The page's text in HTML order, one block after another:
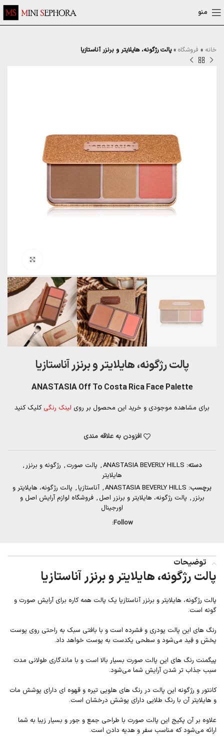
منو
خانه » فروشگاه »پالت رژگونه، هایلایتر و برنزر آناستازیا
پالت رژگونه، هایلایتر و برنزر آناستازیا
ANASTASIA Off To Costa Rica Face Palette
برای مشاهده موجودی و خرید این محصول بر روی لینک رنگی کلیک کنید
افزودن به علاقه مندی
دسته: ANASTASIA BEVERLY HILLS
, پالت صورت , رژگونه و برنزر,
هایلایتر
برچسب: ANASTASIA BEVERLY HILLS
, آناستازیا , پالت رژگونه، هایلایتر و
برنزر, پالت رژگونه، هایلایتر و برنزر اصل , فروشگاه لوازم آرایش اصل و
اورجینال
Follow:
توضیحات
پالت رژگونه، هایلایتر و برنزر آناستازیا
پالت رژگونه، هایلایتر و برنزر آناستازیا یک پالت همه کاره برای آرایش صورت و
گونه است.
رنگ های این پالت پودری و فشرده است و با بافتی سبک به راحتی روی پوست
پخش و فِید می‌شود و سطحی یکدست به پوست خواهد داد.
پیگمنت رنگ های این پالت صورت بسیار بالا است و با ماندگاری طولانی مدت
سبب جذاب تر شدن آرایش شما می‌شود.
کانتور و رژگونه این پالت در رنگ های هلویی تیره و قهوه ای دارای پوشش مات
و هایلایتر آن با رنگ طلایی دارای پوشش درخشان است.
علاوه بر آن پکیج این پالت صورت با طراحی جمع و جور و بسیار زیبا به شما
ارائه می‌شود که مناسب سفر و هدیه دادن است.